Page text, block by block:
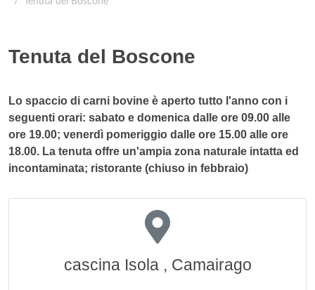
Tenuta del Boscone
Lo spaccio di carni bovine è aperto tutto l'anno con i
seguenti orari: sabato e domenica dalle ore 09.00 alle
ore 19.00; venerdì pomeriggio dalle ore 15.00 alle ore
18.00. La tenuta offre un'ampia zona naturale intatta ed
incontaminata; ristorante (chiuso in febbraio)
cascina Isola , Camairago